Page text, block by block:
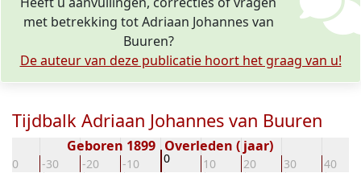
met betrekking tot Adriaan Johannes van
Buuren?
De auteur van deze publicatie hoort het graag van u!
Tijdbalk Adriaan Johannes van Buuren
-40 -30 -20 -10 0 10 20 30 40
Geboren 1899 Overleden ( jaar)